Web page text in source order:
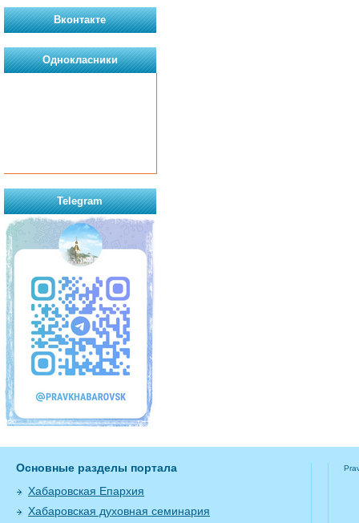
Вконтакте
Однокласники
Telegram
Основные разделы портала
Хабаровская Епархия
Хабаровская духовная семинария